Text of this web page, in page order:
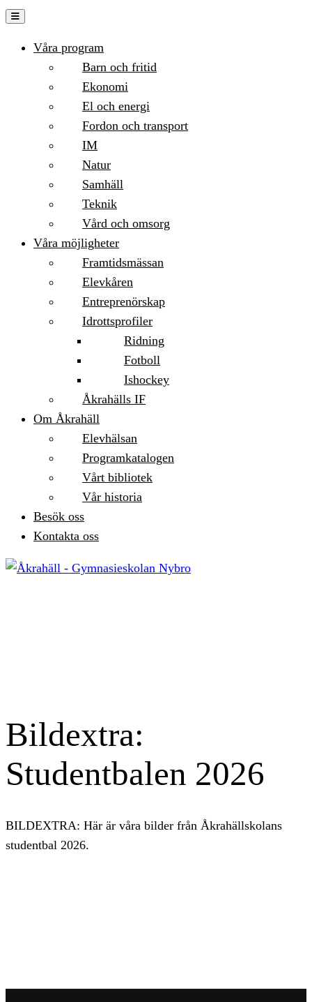
Hoppa
innehållVåra program
Barn och fritid
Ekonomi
El och energi
Fordon och transport
IM
Natur
Samhäll
Teknik
Vård och omsorg
Våra möjligheter
Framtidsmässan
Elevkåren
Entreprenörskap
Idrottsprofiler
Ridning
Fotboll
Ishockey
Åkrahälls IF
Om Åkrahäll
Elevhälsan
Programkatalogen
Vårt bibliotek
Vår historia
Besök oss
Kontakta oss
Bildextra:
Studentbalen 2026
BILDEXTRA: Här är våra bilder från Åkrahällskolans
studentbal 2026.